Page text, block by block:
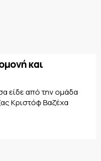
και
είδε από την ομάδα
Κριστόφ Βαζέχα